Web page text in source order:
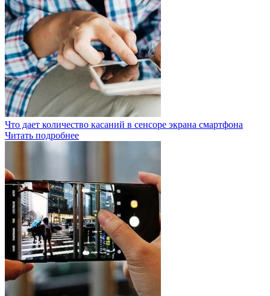
Что дает количество касаний в сенсоре экрана смартфона
Читать подробнее